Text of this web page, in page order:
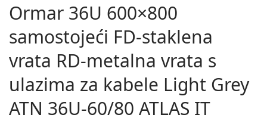
Ormar 36U 600×800
samostojeći FD-staklena
vrata RD-metalna vrata s
ulazima za kabele Light Grey
ATN 36U-60/80 ATLAS IT